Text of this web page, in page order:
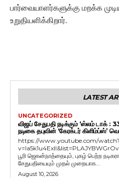
பார்வையாளர்களுக்கு மறக்க
உறுதியளிக்கிறார்.
LATEST
UNCATEGORIZED
விஜய் சேதுபதி நடிக்கும் ‘ஸ்லம் டாக் :
நடிகை தபுவின் ‘கேரக்டர் கிளிம்ப்ஸ்’
https://www.youtube.com/watch?
v=Ia5k1u4ExlI&list=PLAJYBWGrOvf8 துடிப்பான திரைப்பட
பூரி ஜெகன்நாத்தையும், புகழ் பெற்ற
சேதுபதியையும் முதல் முறையாக...
August 10, 2026